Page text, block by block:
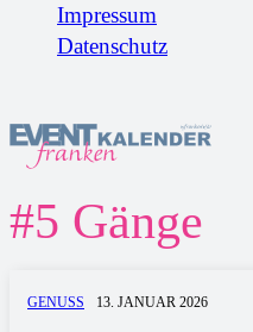
Impressum
Datenschutz
#5 Gänge
GENUSS 13. JANUAR 2026